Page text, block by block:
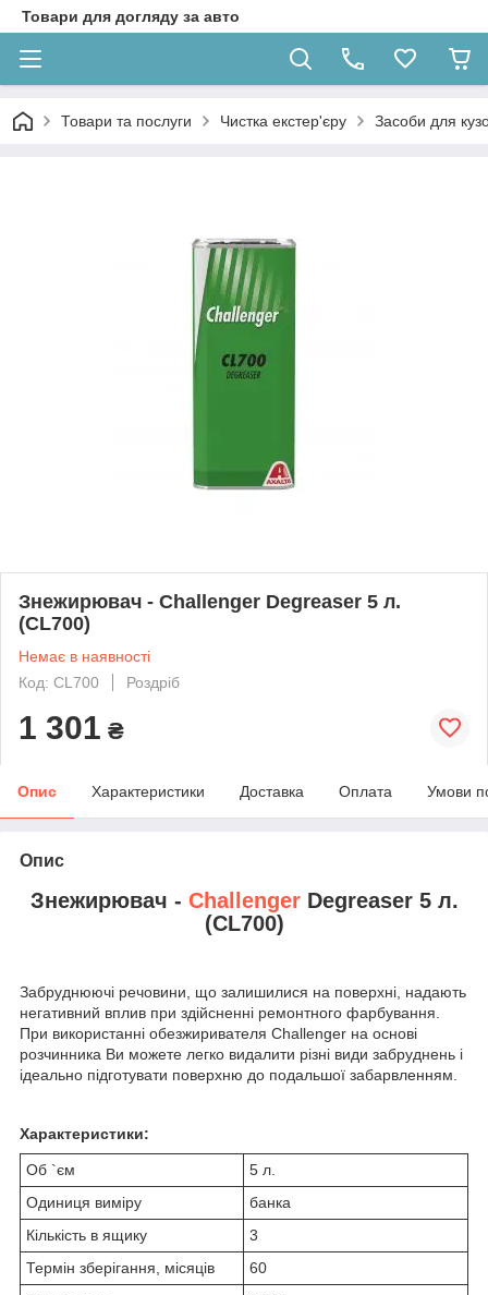
Товари для догляду за авто
Товари та послуги Чистка екстер'єру Засоби для
Знежирювач - Challenger Degreaser 5 л.
(CL700)
Немає в наявності
Код: CL700
Роздріб
1 301 ₴
Опис Характеристики Доставка Оплата Умови
Опис
Знежирювач - ChallengerDegreaser 5 л.
(CL700)
Забруднюючі речовини, що залишилися на поверхні, надають
негативний вплив при здійсненні ремонтного фарбування.
При використанні обезжиривателя Challenger на основі
розчинника Ви можете легко видалити різні види забруднень і
ідеально підготувати поверхню до подальшої забарвленням.
Характеристики:
Об `єм
5 л.
Одиниця виміру
банка
Кількість в ящику
3
Термін зберігання, місяців
60